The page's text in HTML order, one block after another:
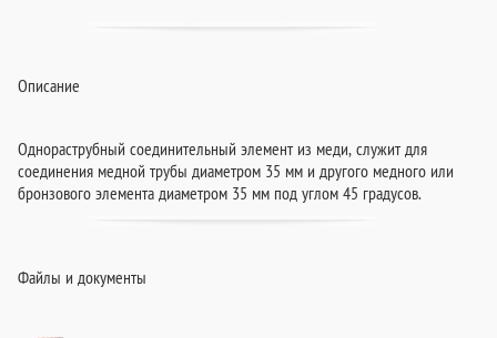
Описание
Однораструбный соединительный элемент из меди, служит для
соединения медной трубы диаметром 35 мм и другого медного или
бронзового элемента диаметром 35 мм под углом 45 градусов.
Файлы и документы